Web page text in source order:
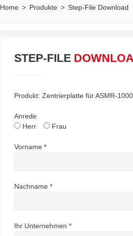
Home > Produkte > Step-File Download
STEP-FILE
Produkt: Zentrierplatte für ASMR-1000
Anrede
Herr
Frau
Vorname *
Nachname *
Ihr Unternehmen *